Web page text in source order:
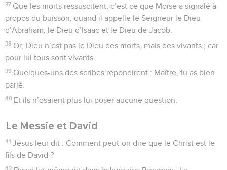
37 Que les morts ressuscitent, c’est ce que Moïse a signalé à
propos du buisson, quand il appelle le Seigneur le Dieu
d’Abraham, le Dieu d’Isaac et le Dieu de Jacob.
38 Or, Dieu n’est pas le Dieu des morts, mais des vivants ; car
pour lui tous sont vivants.
39 Quelques-uns des scribes répondirent : Maître, tu as bien
parlé.
40 Et ils n’osaient plus lui poser aucune question.
Le Messie et David
41 Jésus leur dit : Comment peut-on dire que le Christ est le
fils de David ?
42